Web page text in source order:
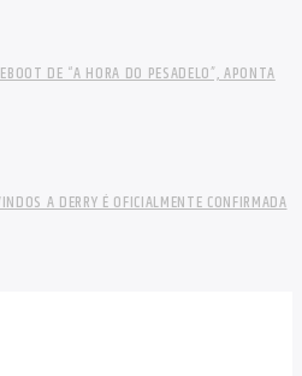
DE “A HORA DO PESADELO”, APONTA
A DERRY É OFICIALMENTE CONFIRMADA